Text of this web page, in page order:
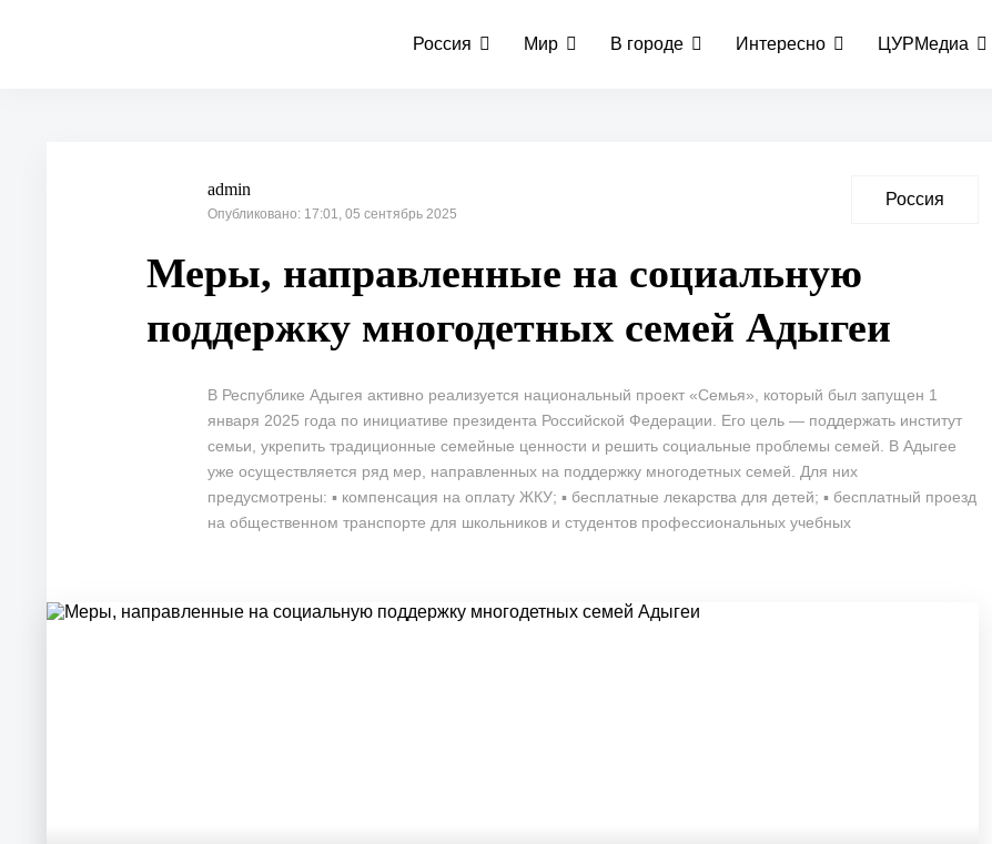
Россия Мир В городе Интересно ЦУРМедиа
admin
Опубликовано: 17:01, 05 сентябрь 2025
Россия
Меры, направленные на социальную
поддержку многодетных семей Адыгеи
В Республике Адыгея активно реализуется национальный проект «Семья», который был запущен 1
января 2025 года по инициативе президента Российской Федерации. Его цель — поддержать институт
семьи, укрепить традиционные семейные ценности и решить социальные проблемы семей. В Адыгее
уже осуществляется ряд мер, направленных на поддержку многодетных семей. Для них
предусмотрены: ▪️ компенсация на оплату ЖКУ; ▪️ бесплатные лекарства для детей; ▪️ бесплатный проезд
на общественном транспорте для школьников и студентов профессиональных учебных